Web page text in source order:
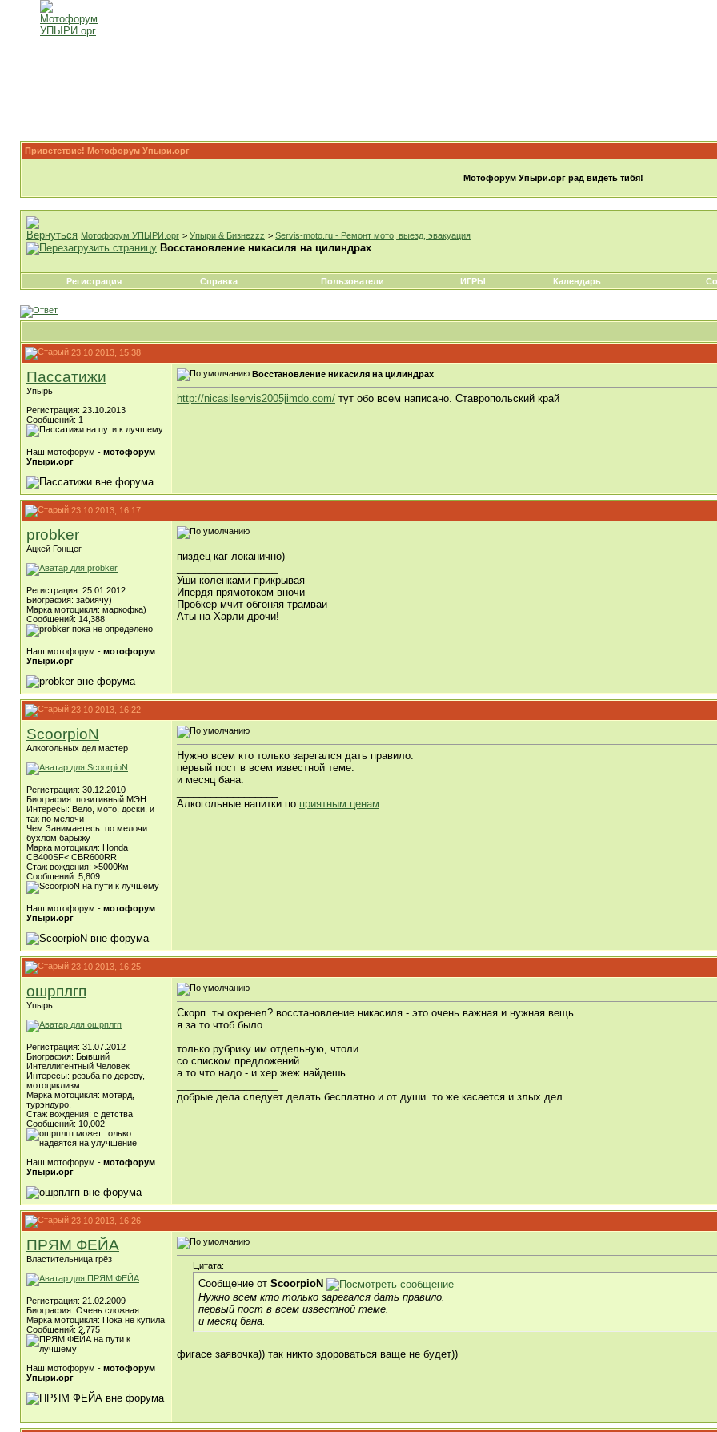
Приветствие! Мотофорум Упыри.орг
Мотофорум Упыри.орг рад видеть тибя!
Мотофорум УПЫРИ.орг > Упыри & Бизнеzzz > Servis-moto.ru - Ремонт мото, выезд, эвакуация
Восстановление никасиля на цилиндрах
Регистрация Справка Пользователи ИГРЫ Календарь
23.10.2013, 15:38
Пассатижи
Упырь
Регистрация: 23.10.2013
Сообщений: 1
Наш мотофорум - мотофорум
Упыри.орг
Восстановление никасиля на цилиндрах
http://nicasilservis2005jimdo.com/ тут обо всем написано. Ставропольский край
23.10.2013, 16:17
probker
Ацкей Гонщег
Регистрация: 25.01.2012
Биография: забиячу)
Марка мотоцикля: маркофка)
Сообщений: 14,388
Наш мотофорум - мотофорум
Упыри.орг
пиздец каг локанично)
Уши коленками прикрывая
Ипердя прямотоком вночи
Пробкер мчит обгоняя трамваи
Аты на Харли дрочи!
23.10.2013, 16:22
ScoorpioN
Алкогольных дел мастер
Регистрация: 30.12.2010
Биография: позитивный МЭН
Интересы: Вело, мото, доски, и
так по мелочи
Чем Занимаетесь: по мелочи
бухлом барыжу
Марка мотоцикля: Honda
CB400SF< CBR600RR
Стаж вождения: >5000Км
Сообщений: 5,809
Наш мотофорум - мотофорум
Упыри.орг
Нужно всем кто только зарегался дать правило.
первый пост в всем известной теме.
и месяц бана.
Алкогольные напитки по приятным ценам
23.10.2013, 16:25
ошрплгп
Упырь
Регистрация: 31.07.2012
Биография: Бывший
Интеллигентный Человек
Интересы: резьба по дереву,
мотоциклизм
Марка мотоцикля: мотард,
турэндуро.
Стаж вождения: с детства
Сообщений: 10,002
Наш мотофорум - мотофорум
Упыри.орг
Скорп. ты охренел? восстановление никасиля - это очень важная и нужная вещь.
я за то чтоб было.
только рубрику им отдельную, чтоли...
со списком предложений.
а то что надо - и хер жеж найдешь...
добрые дела следует делать бесплатно и от души. то же касается и злых дел.
23.10.2013, 16:26
ПРЯМ ФЕЙА
Властительница грёз
Регистрация: 21.02.2009
Биография: Очень сложная
Марка мотоцикля: Пока не купила
Сообщений: 2,775
Наш мотофорум - мотофорум
Упыри.орг
Цитата:
Сообщение от ScoorpioN
Нужно всем кто только зарегался дать правило.
первый пост в всем известной теме.
и месяц бана.
фигасе заявочка)) так никто здороваться ваще не будет))